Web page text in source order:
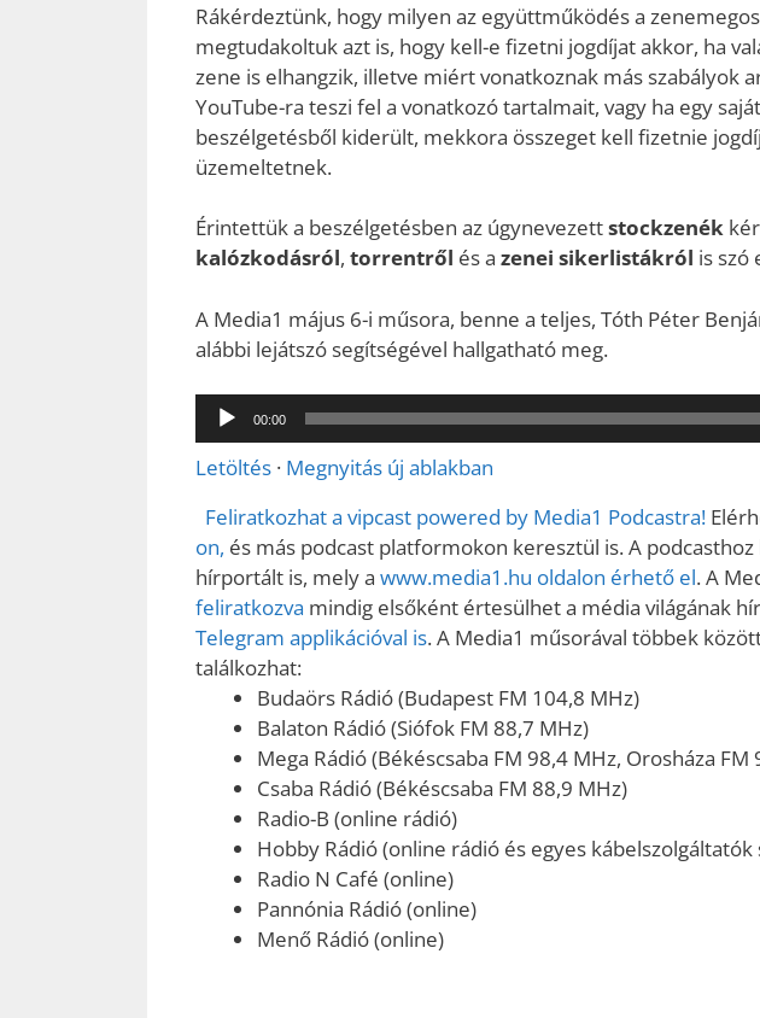
Rákérdeztünk, hogy milyen az együttműködés a
megtudakoltuk azt is, hogy kell-e fizetni jogdíjat akkor, ha
zene is elhangzik, illetve miért vonatkoznak más szabályok
YouTube-ra teszi fel a vonatkozó tartalmait, vagy ha egy
beszélgetésből kiderült, mekkora összeget kell fizetnie
üzemeltetnek.
Érintettük a beszélgetésben az úgynevezettstockzenék
kalózkodásról, torrentről és a zenei sikerlistákról is szó
A Media1 május 6-i műsora, benne a teljes, Tóth Péter
alábbi lejátszó segítségével hallgatható meg.
Audió
lejátszó
00:00
Letöltés · Megnyitás új ablakban
Feliratkozhat a vipcast powered by Media1 Podcastra!
on, és más podcast platformokon keresztül is. A
hírportált is, mely a www.media1.hu oldalon érhető el. A
feliratkozva mindig elsőként értesülhet a média világának
Telegram applikációval is. A Media1 műsorával többek
találkozhat:
Budaörs Rádió (Budapest FM 104,8 MHz)
Balaton Rádió (Siófok FM 88,7 MHz)
Mega Rádió (Békéscsaba FM 98,4 MHz, Orosháza
Csaba Rádió (Békéscsaba FM 88,9 MHz)
Radio-B (online rádió)
Hobby Rádió (online rádió és egyes
Radio N Café (online)
Pannónia Rádió (online)
Menő Rádió (online)